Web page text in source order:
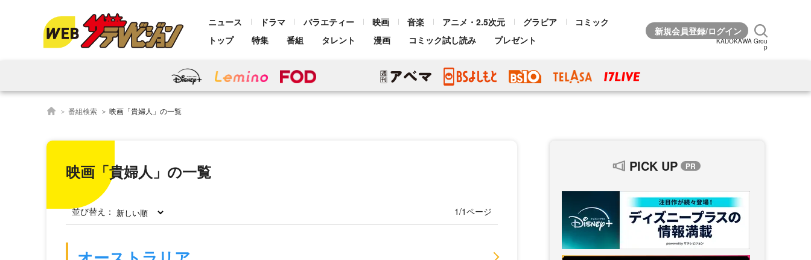
ニュース ドラマ バラエティー 映画 音楽 アニメ・2.5次元 グラビア
コミック
トップ
特集 番組 タレント 漫画 コミック試し読み プレゼント KADOKAWA Grou
p
番組検索 映画「貴婦人」の一覧
映画「貴婦人」の一覧
並び替え： 1/1ページ
PICK UP